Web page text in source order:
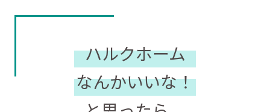
ハルクホーム
なんかいいな！